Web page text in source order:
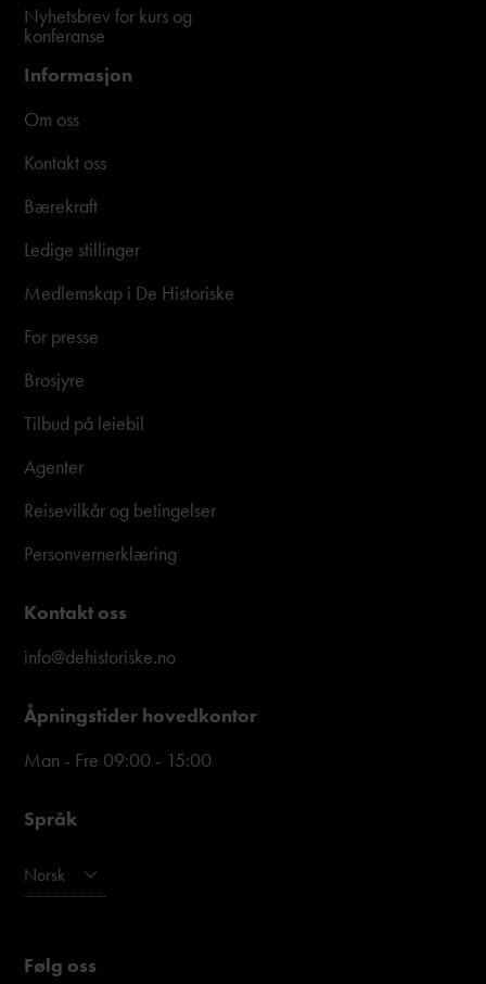
Nyhetsbrev for kurs og
konferanse
Informasjon
Om oss
Kontakt oss
Bærekraft
Ledige stillinger
Medlemskap i De Historiske
For presse
Brosjyre
Tilbud på leiebil
Agenter
Reisevilkår og betingelser
Personvernerklæring
Kontakt oss
info@dehistoriske.no
Åpningstider hovedkontor
Man - Fre 09:00 - 15:00
Språk
Norsk
Følg oss